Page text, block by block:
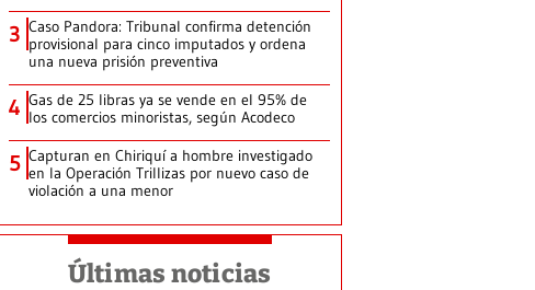
3 Caso Pandora: Tribunal confirma detención
provisional para cinco imputados y ordena
una nueva prisión preventiva
4 Gas de 25 libras ya se vende en el 95% de
los comercios minoristas, según Acodeco
5 Capturan en Chiriquí a hombre investigado
en la Operación Trillizas por nuevo caso de
violación a una menor
Últimas noticias